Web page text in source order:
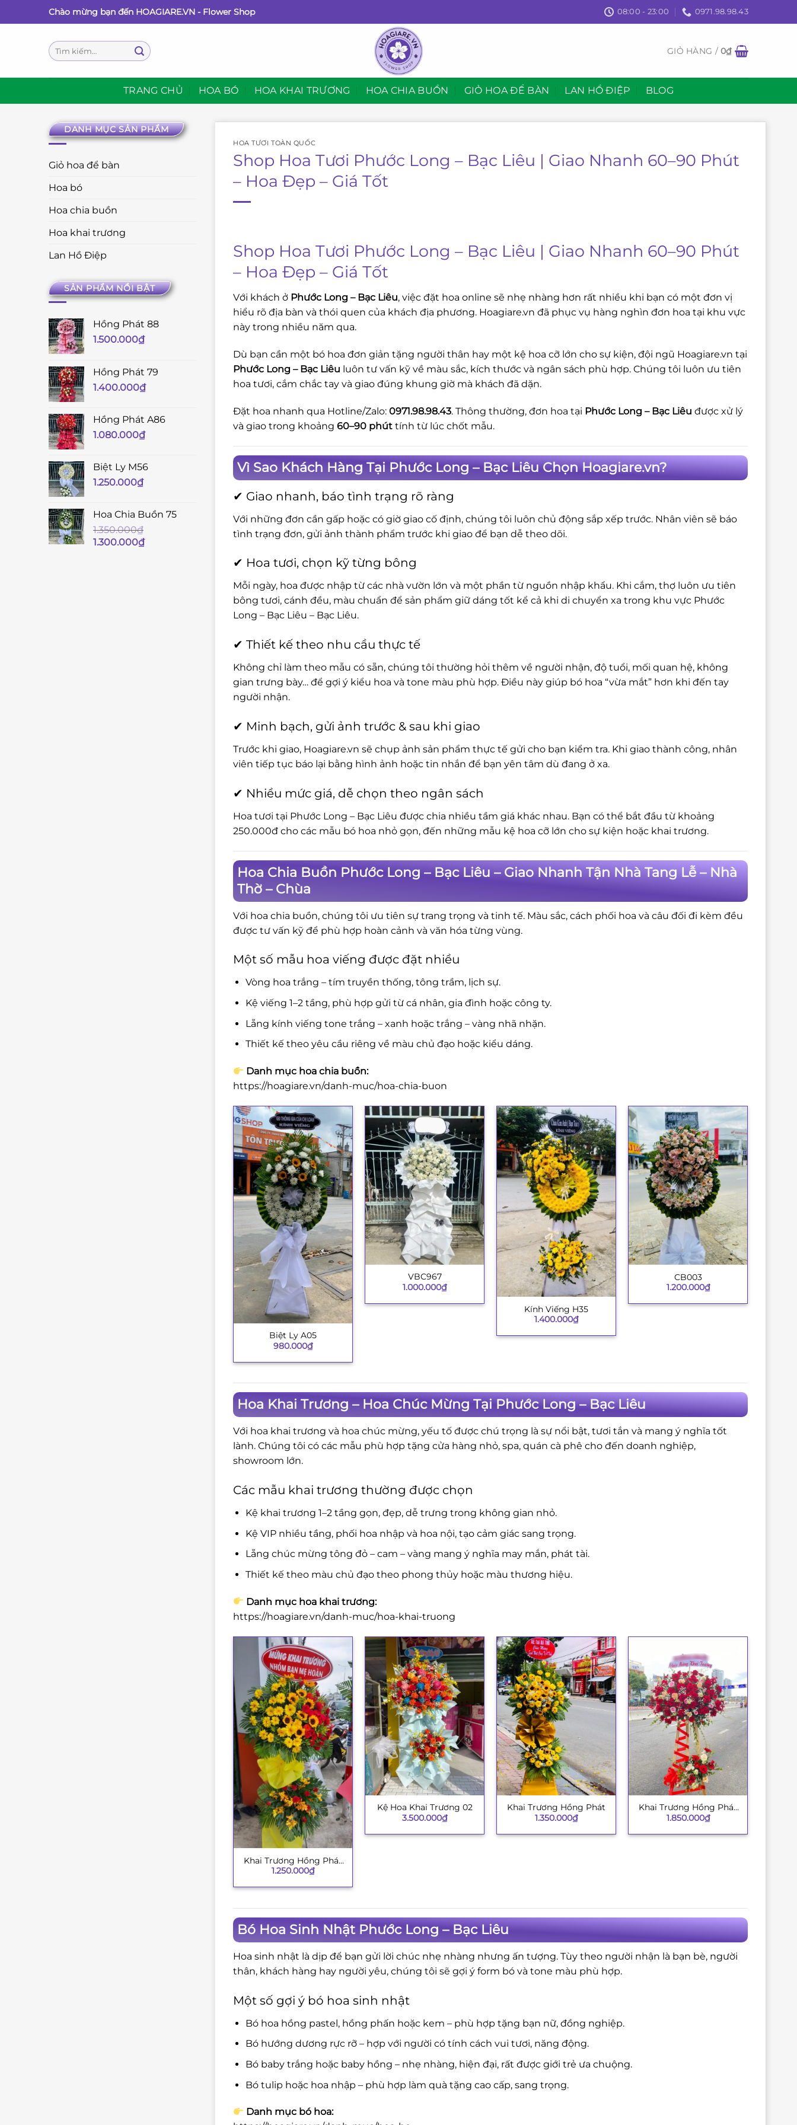
qua
Chào mừng bạn đến HOAGIARE.VN - Flower Shop 08:00 - 23:00 0971.98.98.43
Tìm
kiếm:
GIỎ HÀNG /0₫
TRANG CHỦ HOA BÓ HOA KHAI TRƯƠNG HOA CHIA BUỒN GIỎ HOA ĐỂ BÀN LAN HỒ ĐIỆP BLOG
DANH MỤC SẢN PHẨM
Giỏ hoa để bàn
Hoa bó
Hoa chia buồn
Hoa khai trương
Lan Hồ Điệp
SẢN PHẨM NỔI BẬT
Hồng Phát 88
1.500.000₫
Hồng Phát 79
1.400.000₫
Hồng Phát A86
1.080.000₫
Biệt Ly M56
1.250.000₫
Hoa Chia Buồn 75
1.350.000₫
Giá
1.300.000₫Giá
HOA TƯƠI TOÀN QUỐC
Shop Hoa Tươi Phước Long – Bạc Liêu | Giao Nhanh 60–90 Phút
– Hoa Đẹp – Giá Tốt
Shop Hoa Tươi Phước Long – Bạc Liêu | Giao Nhanh 60–90 Phút
– Hoa Đẹp – Giá Tốt
Với khách ở Phước Long – Bạc Liêu, việc đặt hoa online sẽ nhẹ nhàng hơn rất nhiều khi bạn có một đơn vị
hiểu rõ địa bàn và thói quen của khách địa phương. Hoagiare.vn đã phục vụ hàng nghìn đơn hoa tại khu vực
này trong nhiều năm qua.
Dù bạn cần một bó hoa đơn giản tặng người thân hay một kệ hoa cỡ lớn cho sự kiện, đội ngũ Hoagiare.vn tại
Phước Long – Bạc Liêu luôn tư vấn kỹ về màu sắc, kích thước và ngân sách phù hợp. Chúng tôi luôn ưu tiên
hoa tươi, cắm chắc tay và giao đúng khung giờ mà khách đã dặn.
Đặt hoa nhanh qua Hotline/Zalo: 0971.98.98.43. Thông thường, đơn hoa tại Phước Long – Bạc Liêu được xử lý
và giao trong khoảng 60–90 phút tính từ lúc chốt mẫu.
Vì Sao Khách Hàng Tại Phước Long – Bạc Liêu Chọn Hoagiare.vn?
✔ Giao nhanh, báo tình trạng rõ ràng
Với những đơn cần gấp hoặc có giờ giao cố định, chúng tôi luôn chủ động sắp xếp trước. Nhân viên sẽ báo
tình trạng đơn, gửi ảnh thành phẩm trước khi giao để bạn dễ theo dõi.
✔ Hoa tươi, chọn kỹ từng bông
Mỗi ngày, hoa được nhập từ các nhà vườn lớn và một phần từ nguồn nhập khẩu. Khi cắm, thợ luôn ưu tiên
bông tươi, cánh đều, màu chuẩn để sản phẩm giữ dáng tốt kể cả khi di chuyển xa trong khu vực Phước
Long – Bạc Liêu – Bạc Liêu.
✔ Thiết kế theo nhu cầu thực tế
Không chỉ làm theo mẫu có sẵn, chúng tôi thường hỏi thêm về người nhận, độ tuổi, mối quan hệ, không
gian trưng bày… để gợi ý kiểu hoa và tone màu phù hợp. Điều này giúp bó hoa “vừa mắt” hơn khi đến tay
người nhận.
✔ Minh bạch, gửi ảnh trước & sau khi giao
Trước khi giao, Hoagiare.vn sẽ chụp ảnh sản phẩm thực tế gửi cho bạn kiểm tra. Khi giao thành công, nhân
viên tiếp tục báo lại bằng hình ảnh hoặc tin nhắn để bạn yên tâm dù đang ở xa.
✔ Nhiều mức giá, dễ chọn theo ngân sách
Hoa tươi tại Phước Long – Bạc Liêu được chia nhiều tầm giá khác nhau. Bạn có thể bắt đầu từ khoảng
250.000đ cho các mẫu bó hoa nhỏ gọn, đến những mẫu kệ hoa cỡ lớn cho sự kiện hoặc khai trương.
Hoa Chia Buồn Phước Long – Bạc Liêu – Giao Nhanh Tận Nhà Tang Lễ – Nhà
Thờ – Chùa
Với hoa chia buồn, chúng tôi ưu tiên sự trang trọng và tinh tế. Màu sắc, cách phối hoa và câu đối đi kèm đều
được tư vấn kỹ để phù hợp hoàn cảnh và văn hóa từng vùng.
Một số mẫu hoa viếng được đặt nhiều
Vòng hoa trắng – tím truyền thống, tông trầm, lịch sự.
Kệ viếng 1–2 tầng, phù hợp gửi từ cá nhân, gia đình hoặc công ty.
Lẵng kính viếng tone trắng – xanh hoặc trắng – vàng nhã nhặn.
Thiết kế theo yêu cầu riêng về màu chủ đạo hoặc kiểu dáng.
Danh mục hoa chia buồn:
https://hoagiare.vn/danh-muc/hoa-chia-buon
Biệt Ly A05
980.000₫
VBC967
1.000.000₫
Kính Viếng H35
1.400.000₫
CB003
1.200.000₫
Hoa Khai Trương – Hoa Chúc Mừng Tại Phước Long – Bạc Liêu
Với hoa khai trương và hoa chúc mừng, yếu tố được chú trọng là sự nổi bật, tươi tắn và mang ý nghĩa tốt
lành. Chúng tôi có các mẫu phù hợp tặng cửa hàng nhỏ, spa, quán cà phê cho đến doanh nghiệp,
showroom lớn.
Các mẫu khai trương thường được chọn
Kệ khai trương 1–2 tầng gọn, đẹp, dễ trưng trong không gian nhỏ.
Kệ VIP nhiều tầng, phối hoa nhập và hoa nội, tạo cảm giác sang trọng.
Lẵng chúc mừng tông đỏ – cam – vàng mang ý nghĩa may mắn, phát tài.
Thiết kế theo màu chủ đạo theo phong thủy hoặc màu thương hiệu.
Danh mục hoa khai trương:
https://hoagiare.vn/danh-muc/hoa-khai-truong
+
Khai Trương Hồng Phát
H008
1.250.000₫
+
Kệ Hoa Khai Trương 02
3.500.000₫
+
Khai Trương Hồng Phát
1.350.000₫
+
Khai Trương Hồng Phát
134
1.850.000₫
Bó Hoa Sinh Nhật Phước Long – Bạc Liêu
Hoa sinh nhật là dịp để bạn gửi lời chúc nhẹ nhàng nhưng ấn tượng. Tùy theo người nhận là bạn bè, người
thân, khách hàng hay người yêu, chúng tôi sẽ gợi ý form bó và tone màu phù hợp.
Một số gợi ý bó hoa sinh nhật
Bó hoa hồng pastel, hồng phấn hoặc kem – phù hợp tặng bạn nữ, đồng nghiệp.
Bó hướng dương rực rỡ – hợp với người có tính cách vui tươi, năng động.
Bó baby trắng hoặc baby hồng – nhẹ nhàng, hiện đại, rất được giới trẻ ưa chuộng.
Bó tulip hoặc hoa nhập – phù hợp làm quà tặng cao cấp, sang trọng.
Danh mục bó hoa: